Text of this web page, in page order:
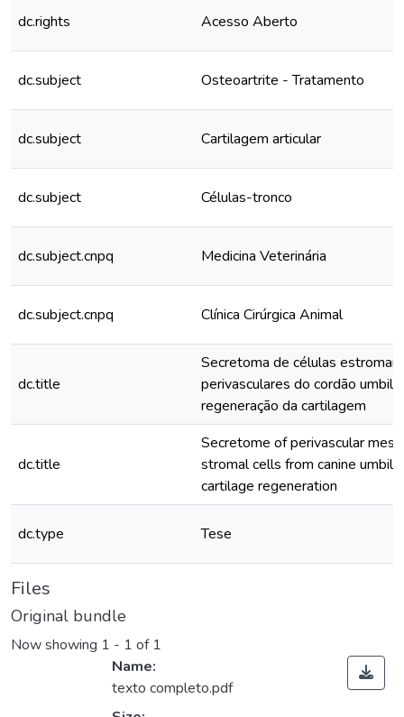
dc.rights Acesso Aberto
dc.subject Osteoartrite - Tratamento
dc.subject Cartilagem articular
dc.subject Células-tronco
dc.subject.cnpq Medicina Veterinária
dc.subject.cnpq Clínica Cirúrgica Animal
dc.title
Secretoma de células
perivasculares do cordão
regeneração da cartilagem
dc.title
Secretome of perivascular
stromal cells from canine
cartilage regeneration
dc.type Tese
Files
Original bundle
Now showing 1 - 1 of 1
Name:
texto completo.pdf